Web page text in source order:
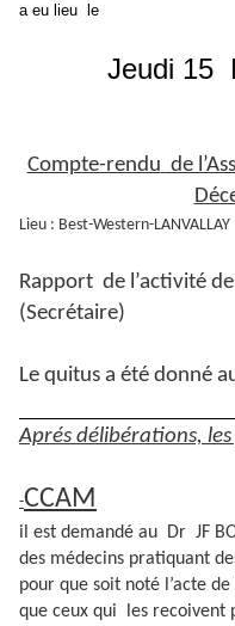
a eu lieu le
Jeudi 15
Compte-rendu de
Lieu : Best-Western-LANVALLAY
Rapport de l’activité
(Secrétaire)
Le quitus a été donné
Aprés délibérations,
-CCAM
il est demandé au Dr JF
des médecins pratiquant
pour que soit noté l’acte
que ceux qui les recoivent